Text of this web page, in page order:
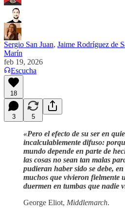
Sergio San Juan, Jaime Rodríguez de
Marín
feb 19, 2026
Escucha
18
3 5
«Pero el efecto de su ser en
incalculablemente difuso:
mundo depende en parte de
las cosas no sean tan malas
pudieran haber sido se debe,
muchos que vivieron fielmente
duermen en tumbas que nadie
George Eliot, Middlemarch.